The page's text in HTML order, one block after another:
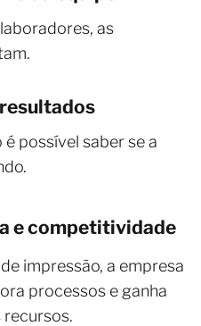
as
possível saber se a
e competitividade
impressão, a empresa
processos e ganha
recursos.